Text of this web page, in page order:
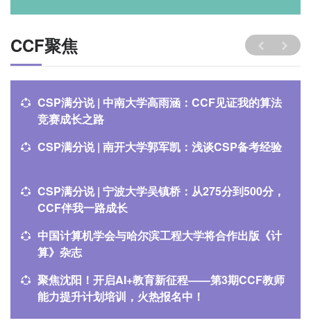
CCF聚焦
CSP满分说 | 中南大学高雨涵：CCF见证我的算法
竞赛成长之路
CSP满分说 | 南开大学郭军凯：浅谈CSP备考经验
CSP满分说 | 宁波大学吴镇桥：从275分到500分，
CCF伴我一路成长
中国计算机学会与哈尔滨工程大学将合作出版《计
算》杂志
聚焦沈阳！开启AI+教育新征程——第3期CCF教师
能力提升计划培训，火热报名中！